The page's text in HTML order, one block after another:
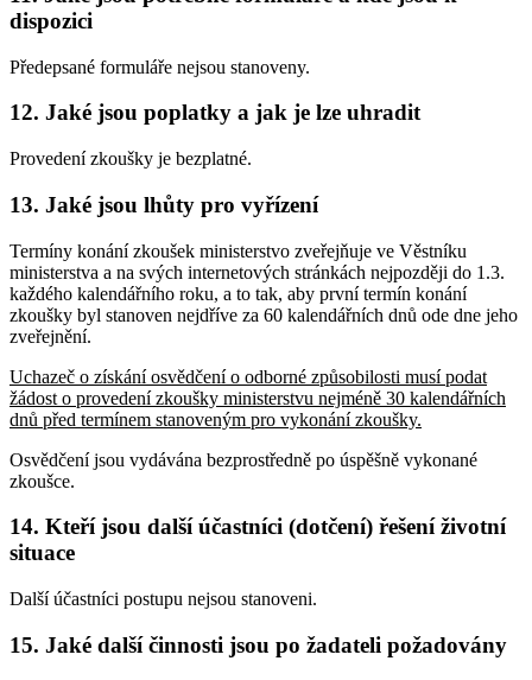
dispozici
Předepsané formuláře nejsou stanoveny.
12. Jaké jsou poplatky a jak je lze uhradit
Provedení zkoušky je bezplatné.
13. Jaké jsou lhůty pro vyřízení
Termíny konání zkoušek ministerstvo zveřejňuje ve Věstníku
ministerstva a na svých internetových stránkách nejpozději do 1.3.
každého kalendářního roku, a to tak, aby první termín konání
zkoušky byl stanoven nejdříve za 60 kalendářních dnů ode dne jeho
zveřejnění.
Uchazeč o získání osvědčení o odborné způsobilosti musí podat
žádost o provedení zkoušky ministerstvu nejméně 30 kalendářních
dnů před termínem stanoveným pro vykonání zkoušky.
Osvědčení jsou vydávána bezprostředně po úspěšně vykonané
zkoušce.
14. Kteří jsou další účastníci (dotčení) řešení životní
situace
Další účastníci postupu nejsou stanoveni.
15. Jaké další činnosti jsou po žadateli požadovány